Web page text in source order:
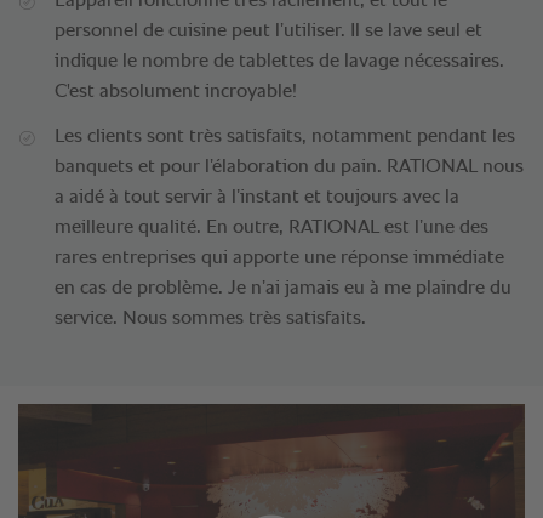
personnel de cuisine peut l’utiliser. Il se lave seul et
indique le nombre de tablettes de lavage nécessaires.
C'est absolument incroyable!
Les clients sont très satisfaits, notamment pendant les
banquets et pour l’élaboration du pain. RATIONAL nous
a aidé à tout servir à l’instant et toujours avec la
meilleure qualité. En outre, RATIONAL est l’une des
rares entreprises qui apporte une réponse immédiate
en cas de problème. Je n’ai jamais eu à me plaindre du
service. Nous sommes très satisfaits.